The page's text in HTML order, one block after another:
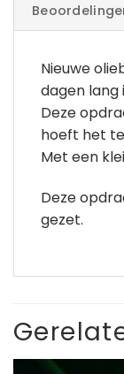
Nieuwe
dagen lang
Deze
hoeft het
Met een
Deze
gezet.